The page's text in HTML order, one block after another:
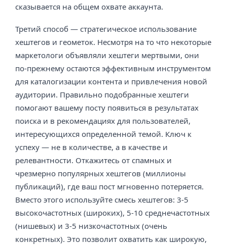
сказывается на общем охвате аккаунта.
Третий способ — стратегическое использование
хештегов и геометок. Несмотря на то что некоторые
маркетологи объявляли хештеги мертвыми, они
по-прежнему остаются эффективным инструментом
для каталогизации контента и привлечения новой
аудитории. Правильно подобранные хештеги
помогают вашему посту появиться в результатах
поиска и в рекомендациях для пользователей,
интересующихся определенной темой. Ключ к
успеху — не в количестве, а в качестве и
релевантности. Откажитесь от спамных и
чрезмерно популярных хештегов (миллионы
публикаций), где ваш пост мгновенно потеряется.
Вместо этого используйте смесь хештегов: 3-5
высокочастотных (широких), 5-10 среднечастотных
(нишевых) и 3-5 низкочастотных (очень
конкретных). Это позволит охватить как широкую,